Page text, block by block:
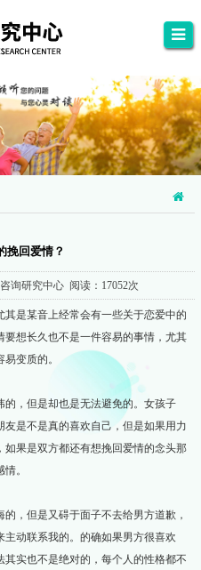
挽回爱情？
询研究中心 阅读：17052次
是某音上经常会有一些关于恋爱中的
想长久也不是一件容易的事情，尤其
变质的。
，但是却也是无法避免的。女孩子
是不是真的喜欢自己，但是如果用力
果是双方都还有想挽回爱情的念头那
。
，但是又碍于面子不去给男方道歉，
动联系我的。的确如果男方很喜欢
实也不是绝对的，每个人的性格都不